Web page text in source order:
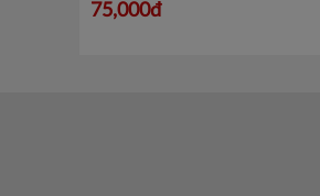
75,000đ